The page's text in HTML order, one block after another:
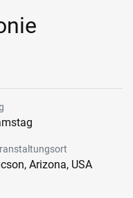
Arizona, USA